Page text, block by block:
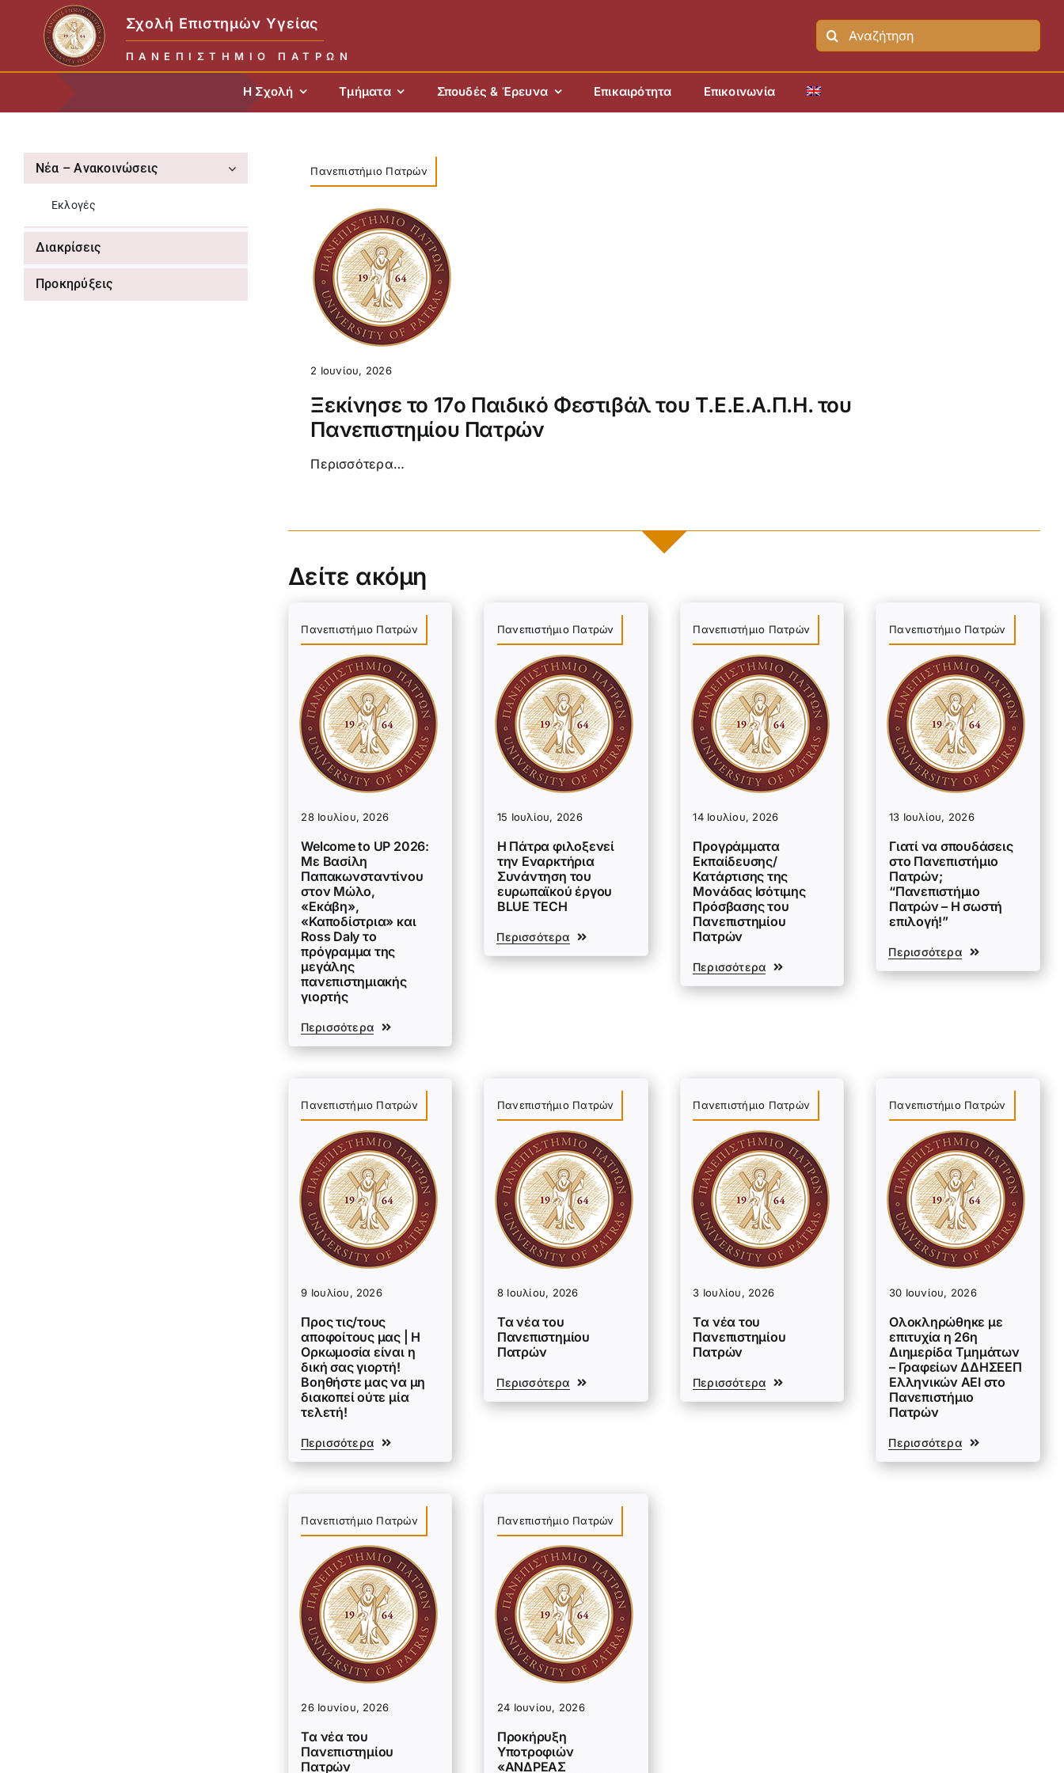
Σχολή Επιστημών Υγείας
ΠΑΝΕΠΙΣΤΉΜΙΟ ΠΑΤΡΏΝ
Search
for:
Η Σχολή Τμήματα Σπουδές & Έρευνα Επικαιρότητα Επικοινωνία
Νέα – Ανακοινώσεις
Εκλογές
Διακρίσεις
Προκηρύξεις
Πανεπιστήμιο Πατρών
2 Ιουνίου, 2026
Ξεκίνησε το 17ο Παιδικό Φεστιβάλ του Τ.Ε.Ε.Α.Π.Η. του
Πανεπιστημίου Πατρών
Περισσότερα…
Δείτε ακόμη
Πανεπιστήμιο Πατρών
28 Ιουλίου, 2026
Welcome to UP 2026:
Με Βασίλη
Παπακωνσταντίνου
στον Μώλο,
«Εκάβη»,
«Καποδίστρια» και
Ross Daly το
πρόγραμμα της
μεγάλης
πανεπιστημιακής
γιορτής
Περισσότερα
Πανεπιστήμιο Πατρών
15 Ιουλίου, 2026
Η Πάτρα φιλοξενεί
την Εναρκτήρια
Συνάντηση του
ευρωπαϊκού έργου
BLUE TECH
Περισσότερα
Πανεπιστήμιο Πατρών
14 Ιουλίου, 2026
Προγράμματα
Εκπαίδευσης/
Κατάρτισης της
Μονάδας Ισότιμης
Πρόσβασης του
Πανεπιστημίου
Πατρών
Περισσότερα
Πανεπιστήμιο Πατρών
13 Ιουλίου, 2026
Γιατί να σπουδάσεις
στο Πανεπιστήμιο
Πατρών;
“Πανεπιστήμιο
Πατρών – Η σωστή
επιλογή!”
Περισσότερα
Πανεπιστήμιο Πατρών
9 Ιουλίου, 2026
Προς τις/τους
αποφοίτους μας | Η
Ορκωμοσία είναι η
δική σας γιορτή!
Βοηθήστε μας να μη
διακοπεί ούτε μία
τελετή!
Περισσότερα
Πανεπιστήμιο Πατρών
8 Ιουλίου, 2026
Τα νέα του
Πανεπιστημίου
Πατρών
Περισσότερα
Πανεπιστήμιο Πατρών
3 Ιουλίου, 2026
Τα νέα του
Πανεπιστημίου
Πατρών
Περισσότερα
Πανεπιστήμιο Πατρών
30 Ιουνίου, 2026
Ολοκληρώθηκε με
επιτυχία η 26η
Διημερίδα Τμημάτων
– Γραφείων ΔΔΗΣΕΕΠ
Ελληνικών ΑΕΙ στο
Πανεπιστήμιο
Πατρών
Περισσότερα
Πανεπιστήμιο Πατρών
26 Ιουνίου, 2026
Τα νέα του
Πανεπιστημίου
Πατρών
Πανεπιστήμιο Πατρών
24 Ιουνίου, 2026
Προκήρυξη
Υποτροφιών
«ΑΝΔΡΕΑΣ